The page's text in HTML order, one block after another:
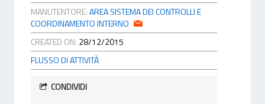
MANUTENTORE:AREA SISTEMA DEI CONTROLLI E
COORDINAMENTO INTERNO
CREATED ON: 28/12/2015
FLUSSO DI ATTIVITÀ
CONDIVIDI